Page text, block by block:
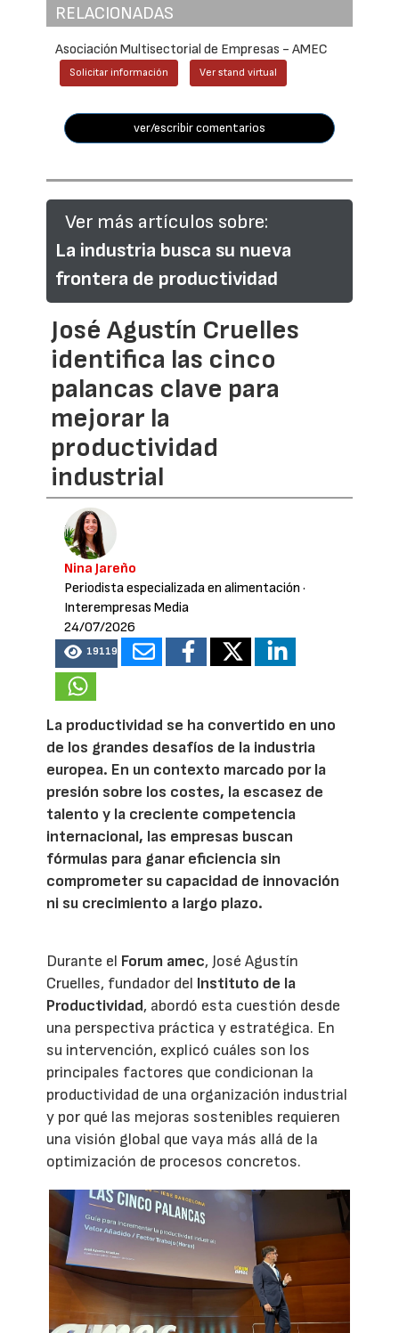
RELACIONADAS
Asociación Multisectorial de Empresas - AMEC
Solicitar información Ver stand virtual
ver/escribir comentarios
Ver más artículos sobre:
La industria busca su nueva
frontera de productividad
José Agustín Cruelles
identifica las cinco
palancas clave para
mejorar la
productividad
industrial
Nina Jareño
Periodista especializada en alimentación ·
Interempresas Media
24/07/2026
19119
La productividad se ha convertido en uno
de los grandes desafíos de la industria
europea. En un contexto marcado por la
presión sobre los costes, la escasez de
talento y la creciente competencia
internacional, las empresas buscan
fórmulas para ganar eficiencia sin
comprometer su capacidad de innovación
ni su crecimiento a largo plazo.
Durante el Forum amec, José Agustín
Cruelles, fundador del Instituto de la
Productividad, abordó esta cuestión desde
una perspectiva práctica y estratégica. En
su intervención, explicó cuáles son los
principales factores que condicionan la
productividad de una organización industrial
y por qué las mejoras sostenibles requieren
una visión global que vaya más allá de la
optimización de procesos concretos.